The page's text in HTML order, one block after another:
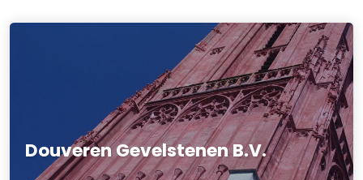
Douveren Gevelstenen B.V.